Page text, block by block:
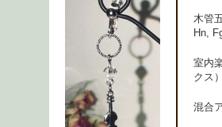
木管
Hn,
室内
クス）
混合